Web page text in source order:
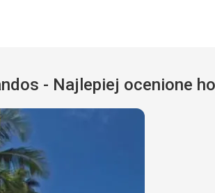
- Najlepiej ocenione